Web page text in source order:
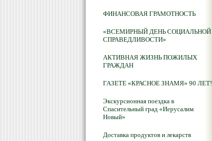
ФИНАНСОВАЯ ГРАМОТНОСТЬ
«ВСЕМИРНЫЙ ДЕНЬ СОЦИАЛЬНОЙ
СПРАВЕДЛИВОСТИ»
АКТИВНАЯ ЖИЗНЬ ПОЖИЛЫХ
ГРАЖДАН
ГАЗЕТЕ «КРАСНОЕ ЗНАМЯ» 90 ЛЕТ!
Экскурсионная поездка в
Спасительный град «Иерусалим
Новый»
Доставка продуктов и лекарств